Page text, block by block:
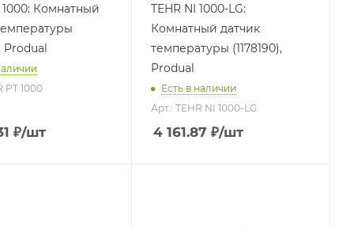
1000: Комнатный
Produal
PT 1000
₽/шт
TEHR NI 1000-LG:
Комнатный датчик
температуры (1178190),
Produal
Есть в наличии
Арт.: TEHR NI 1000-LG
4 161.87 ₽/шт